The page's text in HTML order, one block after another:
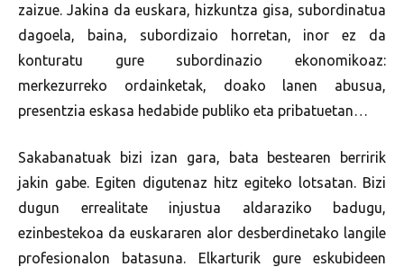
zaizue. Jakina da euskara, hizkuntza gisa, subordinatua
dagoela, baina, subordizaio horretan, inor ez da
konturatu gure subordinazio ekonomikoaz:
merkezurreko ordainketak, doako lanen abusua,
presentzia eskasa hedabide publiko eta pribatuetan…
Sakabanatuak bizi izan gara, bata bestearen berririk
jakin gabe. Egiten digutenaz hitz egiteko lotsatan. Bizi
dugun errealitate injustua aldaraziko badugu,
ezinbestekoa da euskararen alor desberdinetako langile
profesionalon batasuna. Elkarturik gure eskubideen